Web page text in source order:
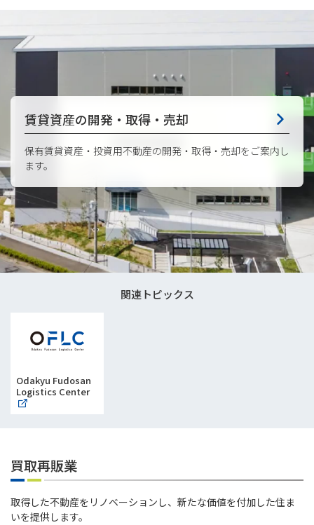
賃貸資産の開発・取得・売却
保有賃貸資産・投資用不動産の開発・取得・売却をご案内し
ます。
関連トピックス
Odakyu Fudosan
Logistics Center
買取再販業
取得した不動産をリノベーションし、新たな価値を付加した住ま
いを提供します。